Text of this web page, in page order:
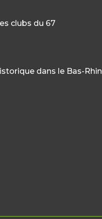
clubs du 67
dans le Bas-Rhin